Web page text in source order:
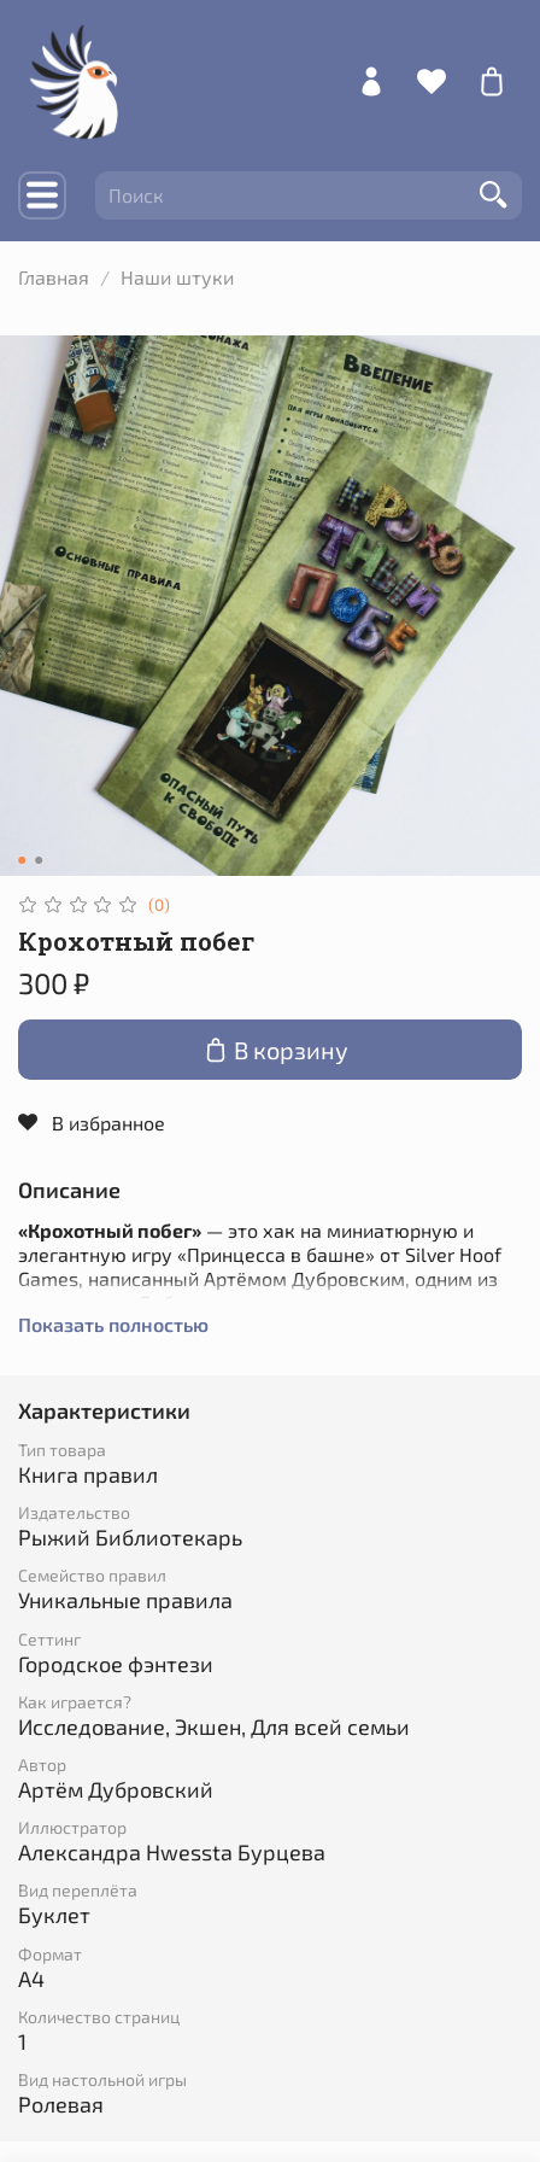
Главная Наши штуки
(0)
Крохотный побег
300 ₽
В корзину
В избранное
Описание
«Крохотный побег» — это хак на миниатюрную и
элегантную игру «Принцесса в башне» от Silver Hoof
Games, написанный Артёмом Дубровским, одним из
руки к жуткому барахольщику-экспериментатору.
коридоров, где спрятано множество ловушек и бродят
игрушечные сторожа. Героям предстоит выбраться
отсюда, чтобы найти себе нового хозяина-ребёнка.
Игра издана при участии Ex Nihilum Publishing.
Показать полностью
Характеристики
Тип товара
Книга правил
Издательство
Рыжий Библиотекарь
Семейство правил
Уникальные правила
Сеттинг
Городское фэнтези
Как играется?
Исследование, Экшен, Для всей семьи
Автор
Артём Дубровский
Иллюстратор
Александра Hwessta Бурцева
Вид переплёта
Буклет
Формат
A4
Количество страниц
1
Вид настольной игры
Ролевая